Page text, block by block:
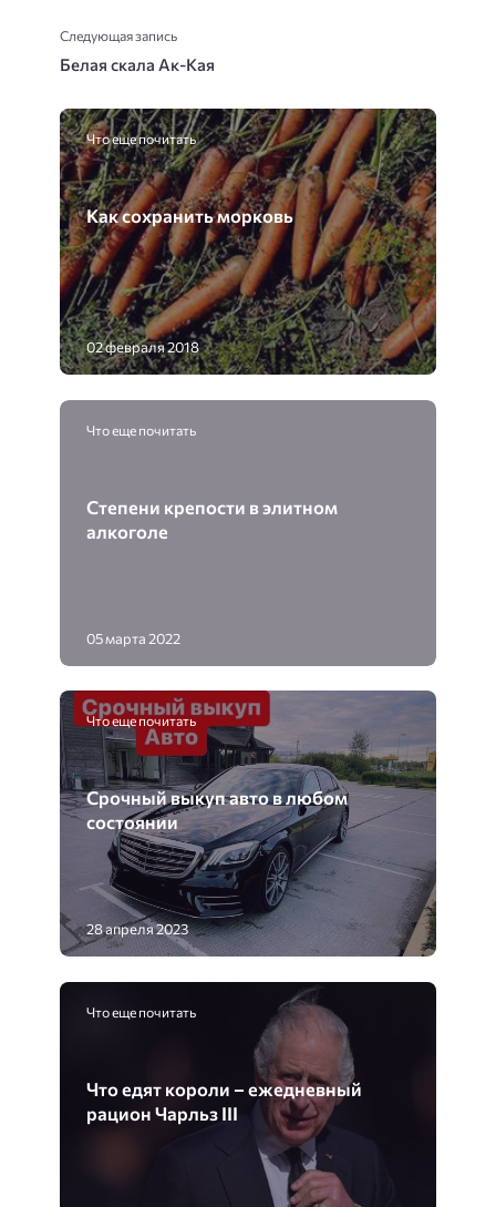
Следующая запись
Белая скала Ак-Кая
Что еще почитать
Как сохранить морковь
02 февраля 2018
Что еще почитать
Степени крепости в элитном
алкоголе
05 марта 2022
Что еще почитать
Срочный выкуп авто в любом
состоянии
28 апреля 2023
Что еще почитать
Что едят короли – ежедневный
рацион Чарльз ІІІ